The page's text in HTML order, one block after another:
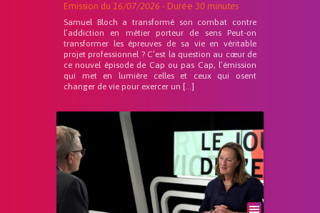
Emission du 16/07/2026 - Durée 30 minutes
Samuel Bloch a transformé son combat contre
l’addiction en métier porteur de sens Peut-on
transformer les épreuves de sa vie en véritable
projet professionnel ? C’est la question au cœur de
ce nouvel épisode de Cap ou pas Cap, l’émission
qui met en lumière celles et ceux qui osent
changer de vie pour exercer un […]